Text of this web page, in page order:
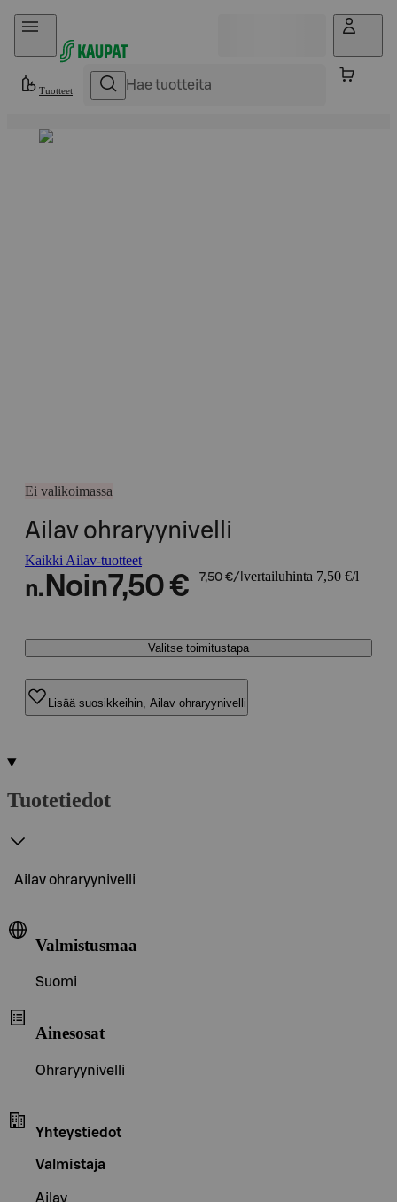
Hyppää sisältöön
Tuotteet
Ei valikoimassa
Ailav ohraryynivelli
Kaikki Ailav-tuotteet
n. Noin7,50 € 7,50 €/l vertailuhinta 7,50 €/l
Valitse toimitustapa
Lisää suosikkeihin, Ailav ohraryynivelli
Tuotetiedot
Ailav ohraryynivelli
Valmistusmaa
Suomi
Ainesosat
Ohraryynivelli
Yhteystiedot
Valmistaja
Ailav